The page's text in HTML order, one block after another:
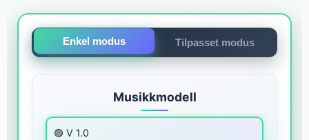
Enkel modus Tilpasset modus
Musikkmodell
🟣 V 1.0